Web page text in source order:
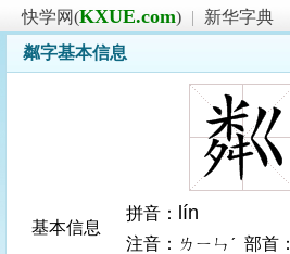
快学网(KXUE.com) |
新华字典
粼字基本信息
基本信息
拼音： lín
注音：ㄌㄧㄣˊ 部首：